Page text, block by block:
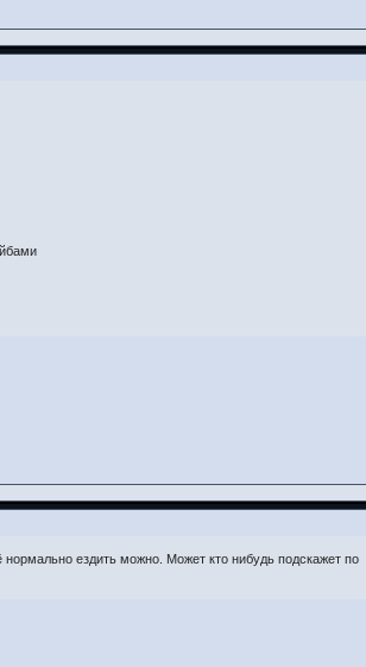
ездить можно. Может кто нибудь подскажет по